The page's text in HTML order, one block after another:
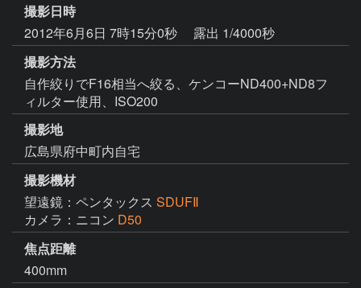
撮影日時
2012年6月6日 7時15分0秒
露出 1/4000秒
撮影方法
自作絞りでF16相当へ絞る、ケンコーND400+ND8フ
ィルター使用、ISO200
撮影地
広島県府中町内自宅
撮影機材
望遠鏡：ペンタックス SDUFⅡ
カメラ：ニコン D50
焦点距離
400mm